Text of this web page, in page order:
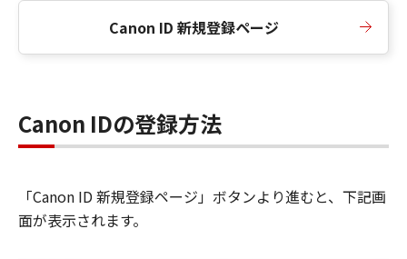
Canon ID 新規登録ページ
Canon IDの登録方法
「Canon ID 新規登録ページ」ボタンより進むと、下記画
面が表示されます。